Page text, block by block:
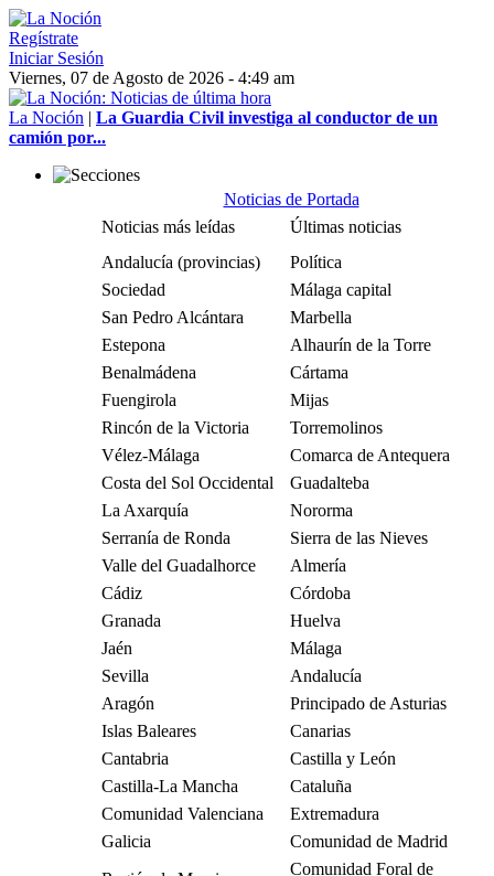
Regístrate
Iniciar Sesión
Viernes, 07 de Agosto de 2026 - 4:49 am
La Noción | La Guardia Civil investiga al conductor de un
camión por...
Noticias de Portada
Noticias más leídas
Últimas noticias
Andalucía (provincias)
Política
Sociedad
Málaga capital
San Pedro Alcántara
Marbella
Estepona
Alhaurín de la Torre
Benalmádena
Cártama
Fuengirola
Mijas
Rincón de la Victoria
Torremolinos
Vélez-Málaga
Comarca de Antequera
Costa del Sol Occidental
Guadalteba
La Axarquía
Nororma
Serranía de Ronda
Sierra de las Nieves
Valle del Guadalhorce
Almería
Cádiz
Córdoba
Granada
Huelva
Jaén
Málaga
Sevilla
Andalucía
Aragón
Principado de Asturias
Islas Baleares
Canarias
Cantabria
Castilla y León
Castilla-La Mancha
Cataluña
Comunidad Valenciana
Extremadura
Galicia
Comunidad de Madrid
Comunidad Foral de